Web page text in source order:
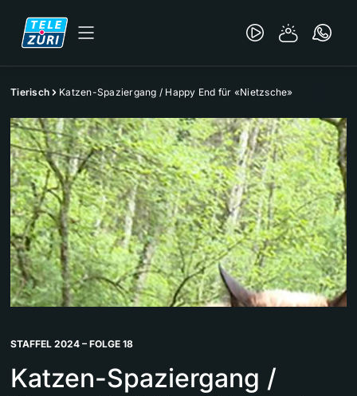
Tierisch Katzen-Spaziergang / Happy End für «Nietzsche»
STAFFEL 2024 – FOLGE 18
Katzen-Spaziergang /